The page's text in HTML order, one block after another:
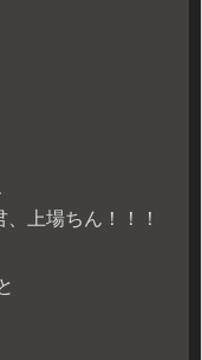
上場ちん！！！